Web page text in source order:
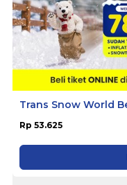
Trans Snow World
Rp 53.625